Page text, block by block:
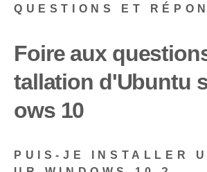
QUESTIONS ET
Foire aux
tallation d'Ubuntu
ows 10
PUIS-JE INSTALLER